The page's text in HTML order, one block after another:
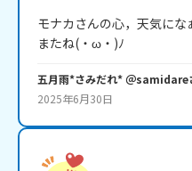
モナカさんの心，天気にな
またね(・ω・)ﾉ
五月雨*さみだれ* ＠samidare
2025年6月30日